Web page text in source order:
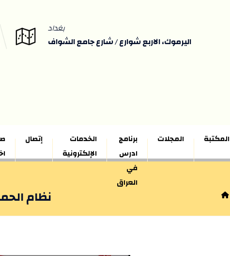
بغداد
اليرموك، الاربع شوارع / شارع جامع الشواف
المكتبة المجلات
برنامج
ادرس
في
العراق
الخدمات
الإلكترونية
إتصال
نظام